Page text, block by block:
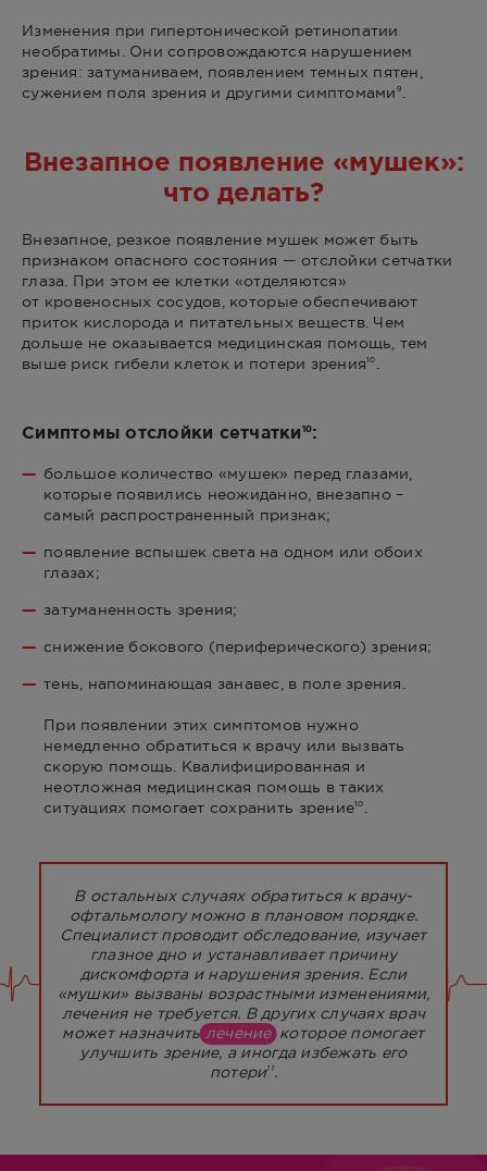
Изменения при гипертонической ретинопатии
необратимы. Они сопровождаются нарушением
зрения: затуманиваем, появлением темных пятен,
сужением поля зрения и другими симптомами 9
Внезапное появление «мушек»:
что делать?
Внезапное, резкое появление мушек может быть
признаком опасного состояния — отслойки сетчатки
глаза. При этом ее клетки «отделяются»
от кровеносных сосудов, которые обеспечивают
приток кислорода и питательных веществ. Чем
дольше не оказывается медицинская помощь, тем
выше риск гибели клеток и потери зрения10
Симптомы отслойки сетчатки 10:
большое количество «мушек» перед глазами,
которые появились неожиданно, внезапно –
самый распространенный признак;
появление вспышек света на одном или обоих
глазах;
затуманенность зрения;
снижение бокового (периферического) зрения;
тень, напоминающая занавес, в поле зрения.
При появлении этих симптомов нужно
немедленно обратиться к врачу или вызвать
скорую помощь. Квалифицированная и
неотложная медицинская помощь в таких
ситуациях помогает сохранить зрение10
В остальных случаях обратиться к врачу-
офтальмологу можно в плановом порядке.
Специалист проводит обследование, изучает
глазное дно и устанавливает причину
дискомфорта и нарушения зрения. Если
«мушки» вызваны возрастными изменениями,
лечения не требуется. В других случаях врач
может назначить лечение, которое помогает
улучшить зрение, а иногда избежать его
потери11.